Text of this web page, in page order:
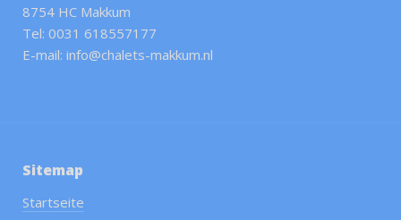
8754 HC Makkum
Tel: 0031 618557177
E-mail: info@chalets-makkum.nl
Sitemap
Startseite